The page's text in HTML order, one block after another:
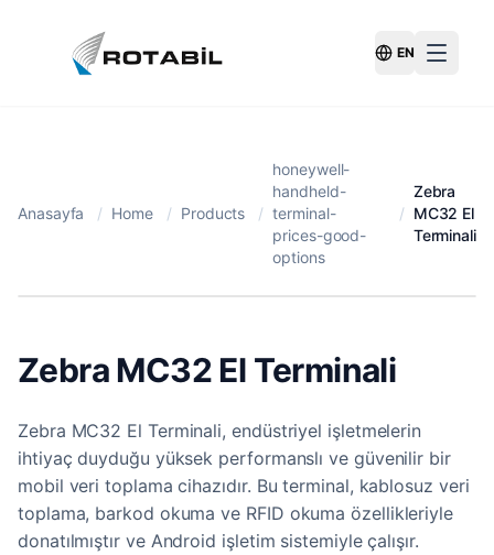
Switch
EN
Anasayfa / Home / Products /
honeywell-
handheld-
terminal-
prices-good-
options
/
Zebra
MC32 El
Terminali
Zebra MC32 El Terminali
Zebra MC32 El Terminali, endüstriyel işletmelerin
ihtiyaç duyduğu yüksek performanslı ve güvenilir bir
mobil veri toplama cihazıdır. Bu terminal, kablosuz veri
toplama, barkod okuma ve RFID okuma özellikleriyle
donatılmıştır ve Android işletim sistemiyle çalışır.